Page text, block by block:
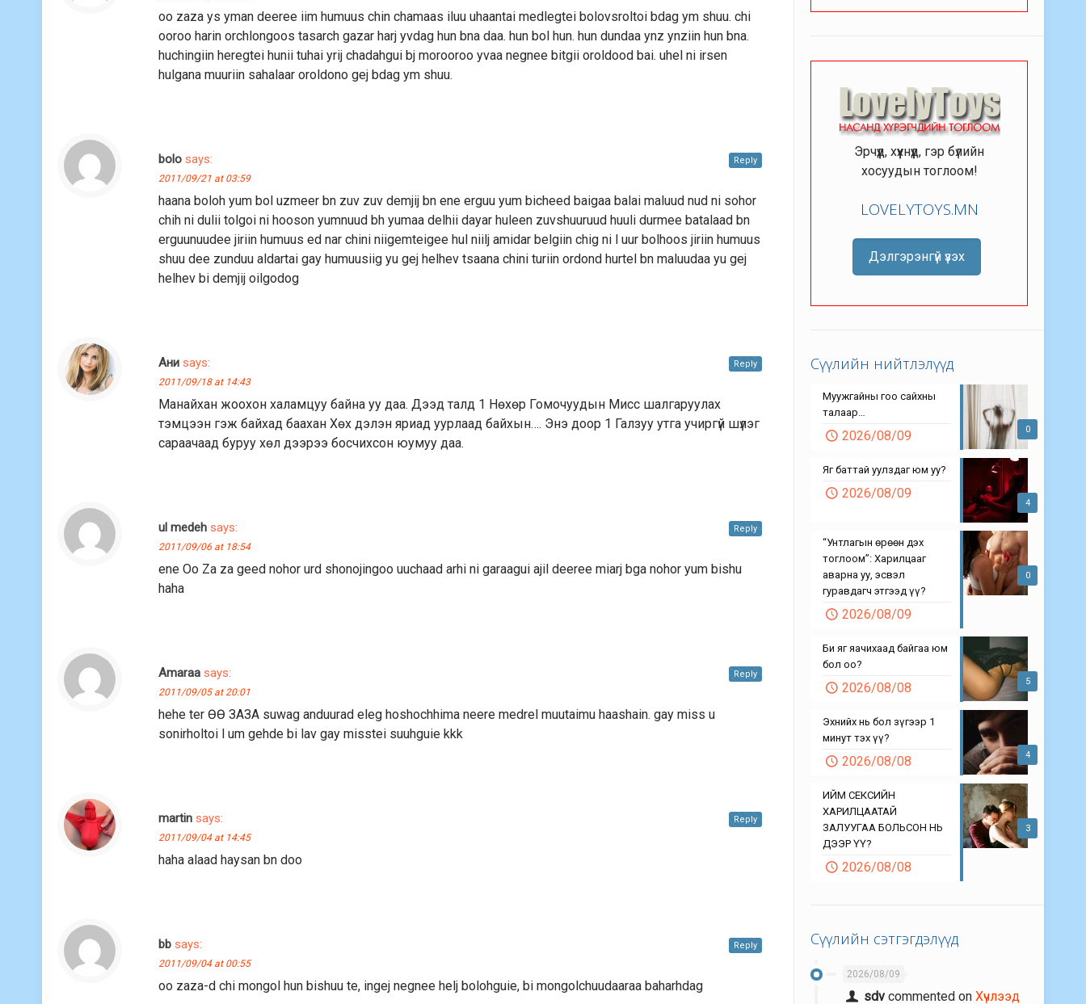
oo zaza ys yman deeree iim humuus chin chamaas iluu uhaantai medlegtei bolovsroltoi bdag ym shuu. chi
ooroo harin orchlongoos tasarch gazar harj yvdag hun bna daa. hun bol hun. hun dundaa ynz ynziin hun bna.
huchingiin heregtei hunii tuhai yrij chadahgui bj morooroo yvaa negnee bitgii oroldood bai. uhel ni irsen
hulgana muuriin sahalaar oroldono gej bdag ym shuu.
bolo says:
2011/09/21 at 03:59
haana boloh yum bol uzmeer bn zuv zuv demjij bn ene erguu yum bicheed baigaa balai maluud nud ni sohor
chih ni dulii tolgoi ni hooson yumnuud bh yumaa delhii dayar huleen zuvshuuruud huuli durmee batalaad bn
erguunuudee jiriin humuus ed nar chini niigemteigee hul niilj amidar belgiin chig ni l uur bolhoos jiriin humuus
shuu dee zunduu aldartai gay humuusiig yu gej helhev tsaana chini turiin ordond hurtel bn maluudaa yu gej
helhev bi demjij oilgodog
Reply
Ани says:
2011/09/18 at 14:43
Манайхан жоохон халамцуу байна уу даа. Дээд талд 1 Нөхөр Гомочуудын Мисс шалгаруулах
тэмцээн гэж байхад баахан Хөх дэлэн яриад уурлаад байхын…. Энэ доор 1 Галзуу утга учиргүй шүлэг
сараачаад буруу хөл дээрээ босчихсон юумуу даа.
Reply
ul medeh says:
2011/09/06 at 18:54
ene Oo Za za geed nohor urd shonojingoo uuchaad arhi ni garaagui ajil deeree miarj bga nohor yum bishu
haha
Reply
Amaraa says:
2011/09/05 at 20:01
hehe ter ӨӨ ЗАЗА suwag anduurad eleg hoshochhima neere medrel muutaimu haashain. gay miss u
sonirholtoi l um gehde bi lav gay misstei suuhguie kkk
Reply
martin says:
2011/09/04 at 14:45
haha alaad haysan bn doo
Reply
bb says:
2011/09/04 at 00:55
oo zaza-d chi mongol hun bishuu te, ingej negnee helj bolohguie, bi mongolchuudaaraa baharhdag
Reply
Эрчүүд, хүүхнүүд, гэр бүлийн
хосуудын тоглоом!
LOVELYTOYS.MN
Дэлгэрэнгүй үзэх
Сүүлийн нийтлэлүүд
0
Муужгайны гоо сайхны
талаар…
2026/08/09
4
Яг баттай уулздаг юм уу?
2026/08/09
0
“Унтлагын өрөөн дэх
тоглоом”: Харилцааг
аварна уу, эсвэл
гуравдагч этгээд үү?
2026/08/09
5
Би яг яачихаад байгаа юм
бол оо?
2026/08/08
4
Эхнийх нь бол зүгээр 1
минут тэх үү?
2026/08/08
3
ИЙМ СЕКСИЙН
ХАРИЛЦААТАЙ
ЗАЛУУГАА БОЛЬСОН НЬ
ДЭЭР ҮҮ?
2026/08/08
Сүүлийн сэтгэгдэлүүд
2026/08/09
sdv commented onХүчлээд